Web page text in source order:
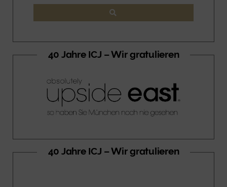
40 Jahre ICJ – Wir gratulieren
40 Jahre ICJ – Wir gratulieren